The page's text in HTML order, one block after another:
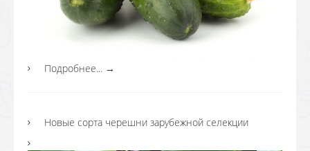
Подробнее... →
Новые сорта черешни зарубежной селекции